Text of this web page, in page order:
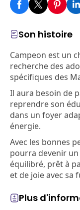
Son histoire
Campeon est un
recherche des
spécifiques des
Il aura besoin de
reprendre son
dans un foyer
énergie.
Avec les bonnes
pourra devenir
équilibré, prêt à
et de joie avec sa
Plus